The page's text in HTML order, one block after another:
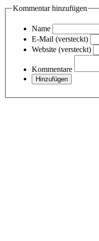
Kommentar hinzufügen
Name
E-Mail (versteckt)
Website (versteckt)
Kommentare